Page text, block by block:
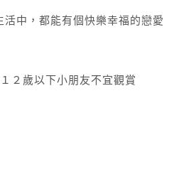
中，都能有個快樂幸福的戀愛
２歲以下小朋友不宜觀賞